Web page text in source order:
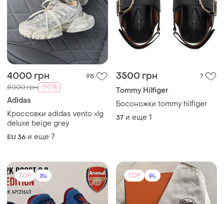
4000 грн 98
8000 грн -50%
Adidas
Кроссовки adidas vento xlg
deluxe beige grey
EU 36 и еще 7
3500 грн 7
Tommy Hilfiger
Босоножки tommy hilfiger
37 и еще 1
TOP TOP